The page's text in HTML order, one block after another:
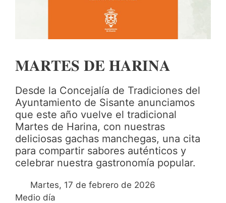
𝐌𝐀𝐑𝐓𝐄𝐒 𝐃𝐄 𝐇𝐀𝐑𝐈𝐍𝐀
Desde la Concejalía de Tradiciones del
Ayuntamiento de Sisante anunciamos
que este año vuelve el tradicional
Martes de Harina, con nuestras
deliciosas gachas manchegas, una cita
para compartir sabores auténticos y
celebrar nuestra gastronomía popular.
Martes, 17 de febrero de 2026
Medio día